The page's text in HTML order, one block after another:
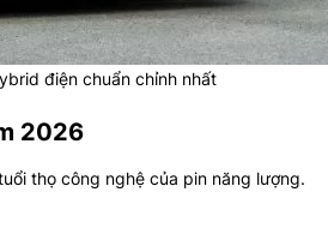
điện chuẩn chỉnh nhất
2026
thọ công nghệ của pin năng lượng.